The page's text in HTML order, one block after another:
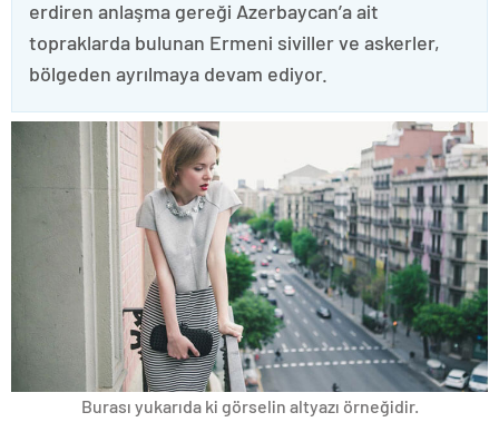
erdiren anlaşma gereği Azerbaycan’a ait
topraklarda bulunan Ermeni siviller ve askerler,
bölgeden ayrılmaya devam ediyor.
Burası yukarıda ki görselin altyazı örneğidir.